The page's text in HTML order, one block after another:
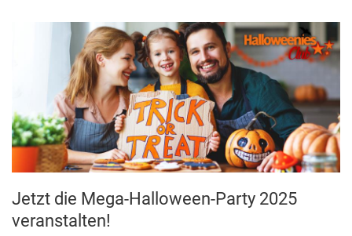
Jetzt die Mega-Halloween-Party 2025
veranstalten!